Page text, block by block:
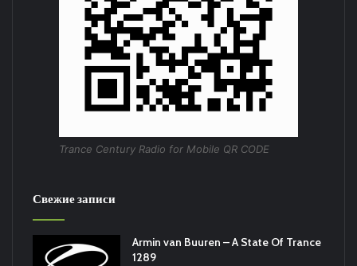
Trance Century Radio for Mobile QR CODE
Свежие записи
Armin van Buuren – A State Of Trance
1289